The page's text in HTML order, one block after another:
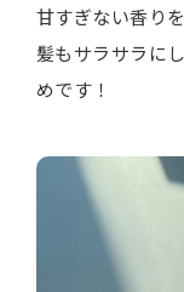
甘すぎない香り
髪もサラサラに
めです！